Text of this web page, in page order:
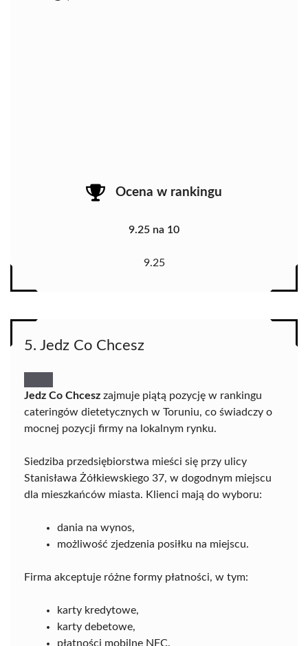
Ocena w rankingu
9.25 na 10
9.25
5. Jedz Co Chcesz
Jedz Co Chcesz zajmuje piątą pozycję w rankingu
cateringów dietetycznych w Toruniu, co świadczy o
mocnej pozycji firmy na lokalnym rynku.
Siedziba przedsiębiorstwa mieści się przy ulicy
Stanisława Żółkiewskiego 37, w dogodnym miejscu
dla mieszkańców miasta. Klienci mają do wyboru:
dania na wynos,
możliwość zjedzenia posiłku na miejscu.
Firma akceptuje różne formy płatności, w tym:
karty kredytowe,
karty debetowe,
płatności mobilne NFC.